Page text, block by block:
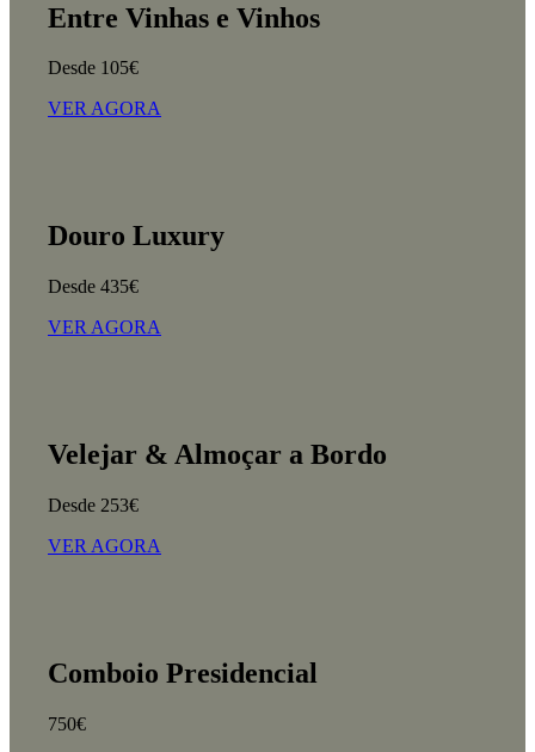
Entre Vinhas e Vinhos
Desde 105€
VER AGORA
Douro Luxury
Desde 435€
VER AGORA
Velejar & Almoçar a Bordo
Desde 253€
VER AGORA
Comboio Presidencial
750€